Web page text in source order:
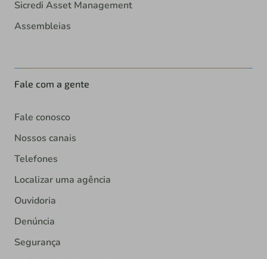
Sicredi Asset Management
Assembleias
Fale com a gente
Fale conosco
Nossos canais
Telefones
Localizar uma agência
Ouvidoria
Denúncia
Segurança